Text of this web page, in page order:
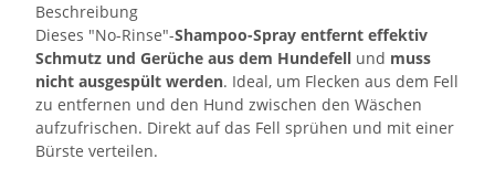
Beschreibung
Dieses "No-Rinse"-Shampoo-Spray entfernt effektiv
Schmutz und Gerüche aus dem Hundefell und muss
nicht ausgespült werden. Ideal, um Flecken aus dem Fell
zu entfernen und den Hund zwischen den Wäschen
aufzufrischen. Direkt auf das Fell sprühen und mit einer
Bürste verteilen.